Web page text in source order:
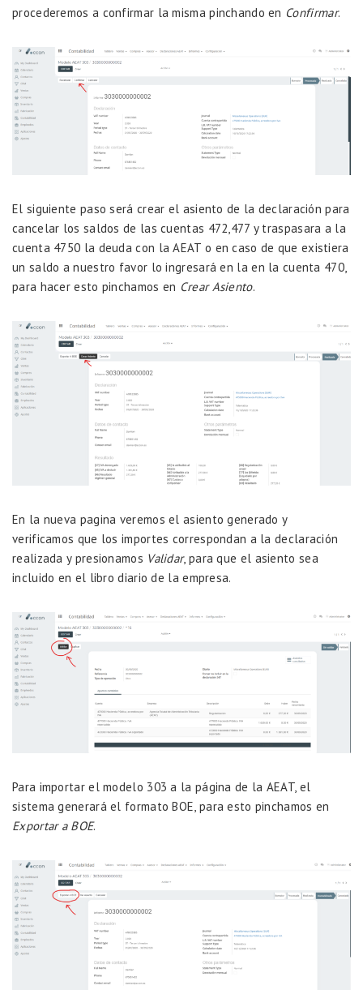
procederemos a confirmar la misma pinchando en Confirmar.
El siguiente paso será crear el asiento de la declaración para
cancelar los saldos de las cuentas 472,477 y traspasara a la
cuenta 4750 la deuda con la AEAT o en caso de que existiera
un saldo a nuestro favor lo ingresará en la en la cuenta 470,
para hacer esto pinchamos en Crear Asiento.
En la nueva pagina veremos el asiento generado y
verificamos que los importes correspondan a la declaración
realizada y presionamos Validar, para que el asiento sea
incluido en el libro diario de la empresa.
Para importar el modelo 303 a la página de la AEAT, el
sistema generará el formato BOE, para esto pinchamos en
Exportar a BOE.